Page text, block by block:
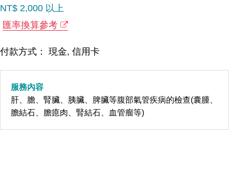
NT$ 2,000 以上
匯率換算參考
付款方式： 現金, 信用卡
服務內容
肝、膽、腎臟、胰臟、脾臟等腹部氣管疾病的檢查(囊腫、
膽結石、膽瘜肉、腎結石、血管瘤等)